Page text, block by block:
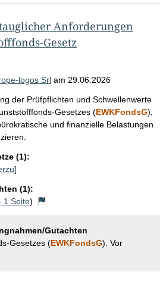
Anforderungen
Gesetz
logos Srl am 29.06.2026
der Prüfpflichten und Schwellenwerte
Gesetzes (EWKFondsG),
und finanzielle Belastungen
(1):
(1):
1 Seite)
Gutachten
Gesetzes (EWKFondsG). Vor